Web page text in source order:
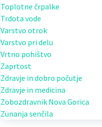
Toplotne črpalke
Trdota vode
Varstvo otrok
Varstvo pri delu
Vrtno pohištvo
Zaprtost
Zdravje in dobro počutje
Zdravje in medicina
Zobozdravnik Nova Gorica
Zunanja senčila